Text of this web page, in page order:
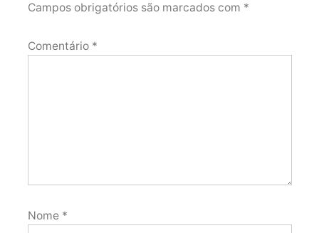
Campos obrigatórios são marcados com *
Comentário *
Nome *